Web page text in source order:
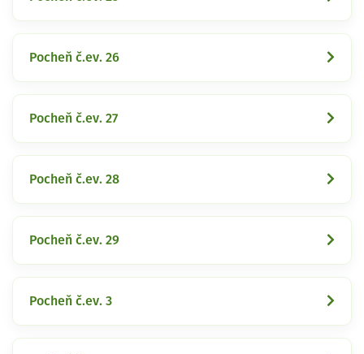
Pocheň č.ev. 26
Pocheň č.ev. 27
Pocheň č.ev. 28
Pocheň č.ev. 29
Pocheň č.ev. 3